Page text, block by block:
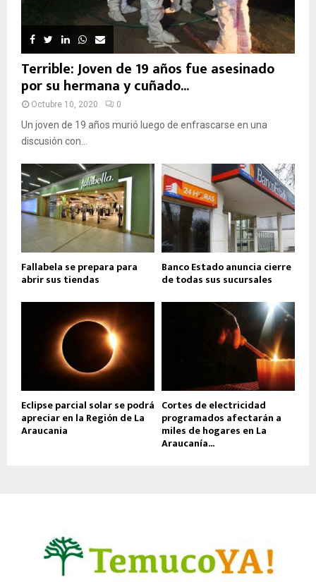
Terrible: Joven de 19 años fue asesinado
por su hermana y cuñado...
Octubre 10, 2020 0
Un joven de 19 años murió luego de enfrascarse en una
discusión con...
Fallabela se prepara para
abrir sus tiendas
Banco Estado anuncia cierre
de todas sus sucursales
Eclipse parcial solar se podrá
apreciar en la Región de La
Araucania
Cortes de electricidad
programados afectarán a
miles de hogares en La
Araucanía...